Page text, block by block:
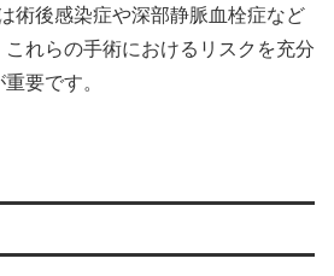
術後感染症や深部静脈血栓症など
れらの手術におけるリスクを充分
要です。